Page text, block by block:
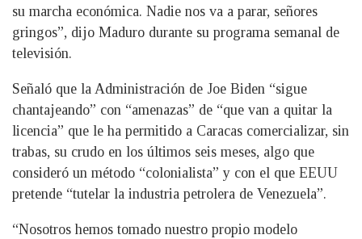
su marcha económica. Nadie nos va a parar, señores
gringos”, dijo Maduro durante su programa semanal de
televisión.
Señaló que la Administración de Joe Biden “sigue
chantajeando” con “amenazas” de “que van a quitar la
licencia” que le ha permitido a Caracas comercializar, sin
trabas, su crudo en los últimos seis meses, algo que
consideró un método “colonialista” y con el que EEUU
pretende “tutelar la industria petrolera de Venezuela”.
“Nosotros hemos tomado nuestro propio modelo